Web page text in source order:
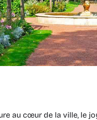
au cœur de la ville, le